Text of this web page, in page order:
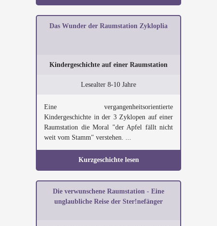
Das Wunder der Raumstation Zykloplia
Kindergeschichte auf einer Raumstation
Lesealter 8-10 Jahre
Eine vergangenheitsorientierte
Kindergeschichte in der 3 Zyklopen auf einer
Raumstation die Moral "der Apfel fällt nicht
weit vom Stamm" verstehen. ...
Kurzgeschichte lesen
Die verwunschene Raumstation - Eine
unglaubliche Reise der Ster!nefänger